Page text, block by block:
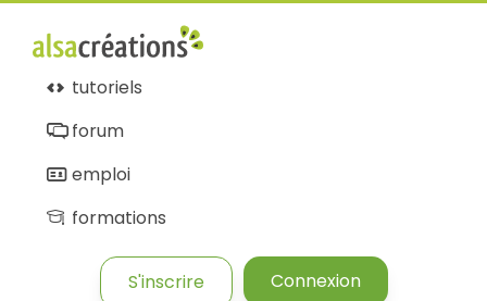
tutoriels
forum
emploi
formations
S'inscrire Connexion